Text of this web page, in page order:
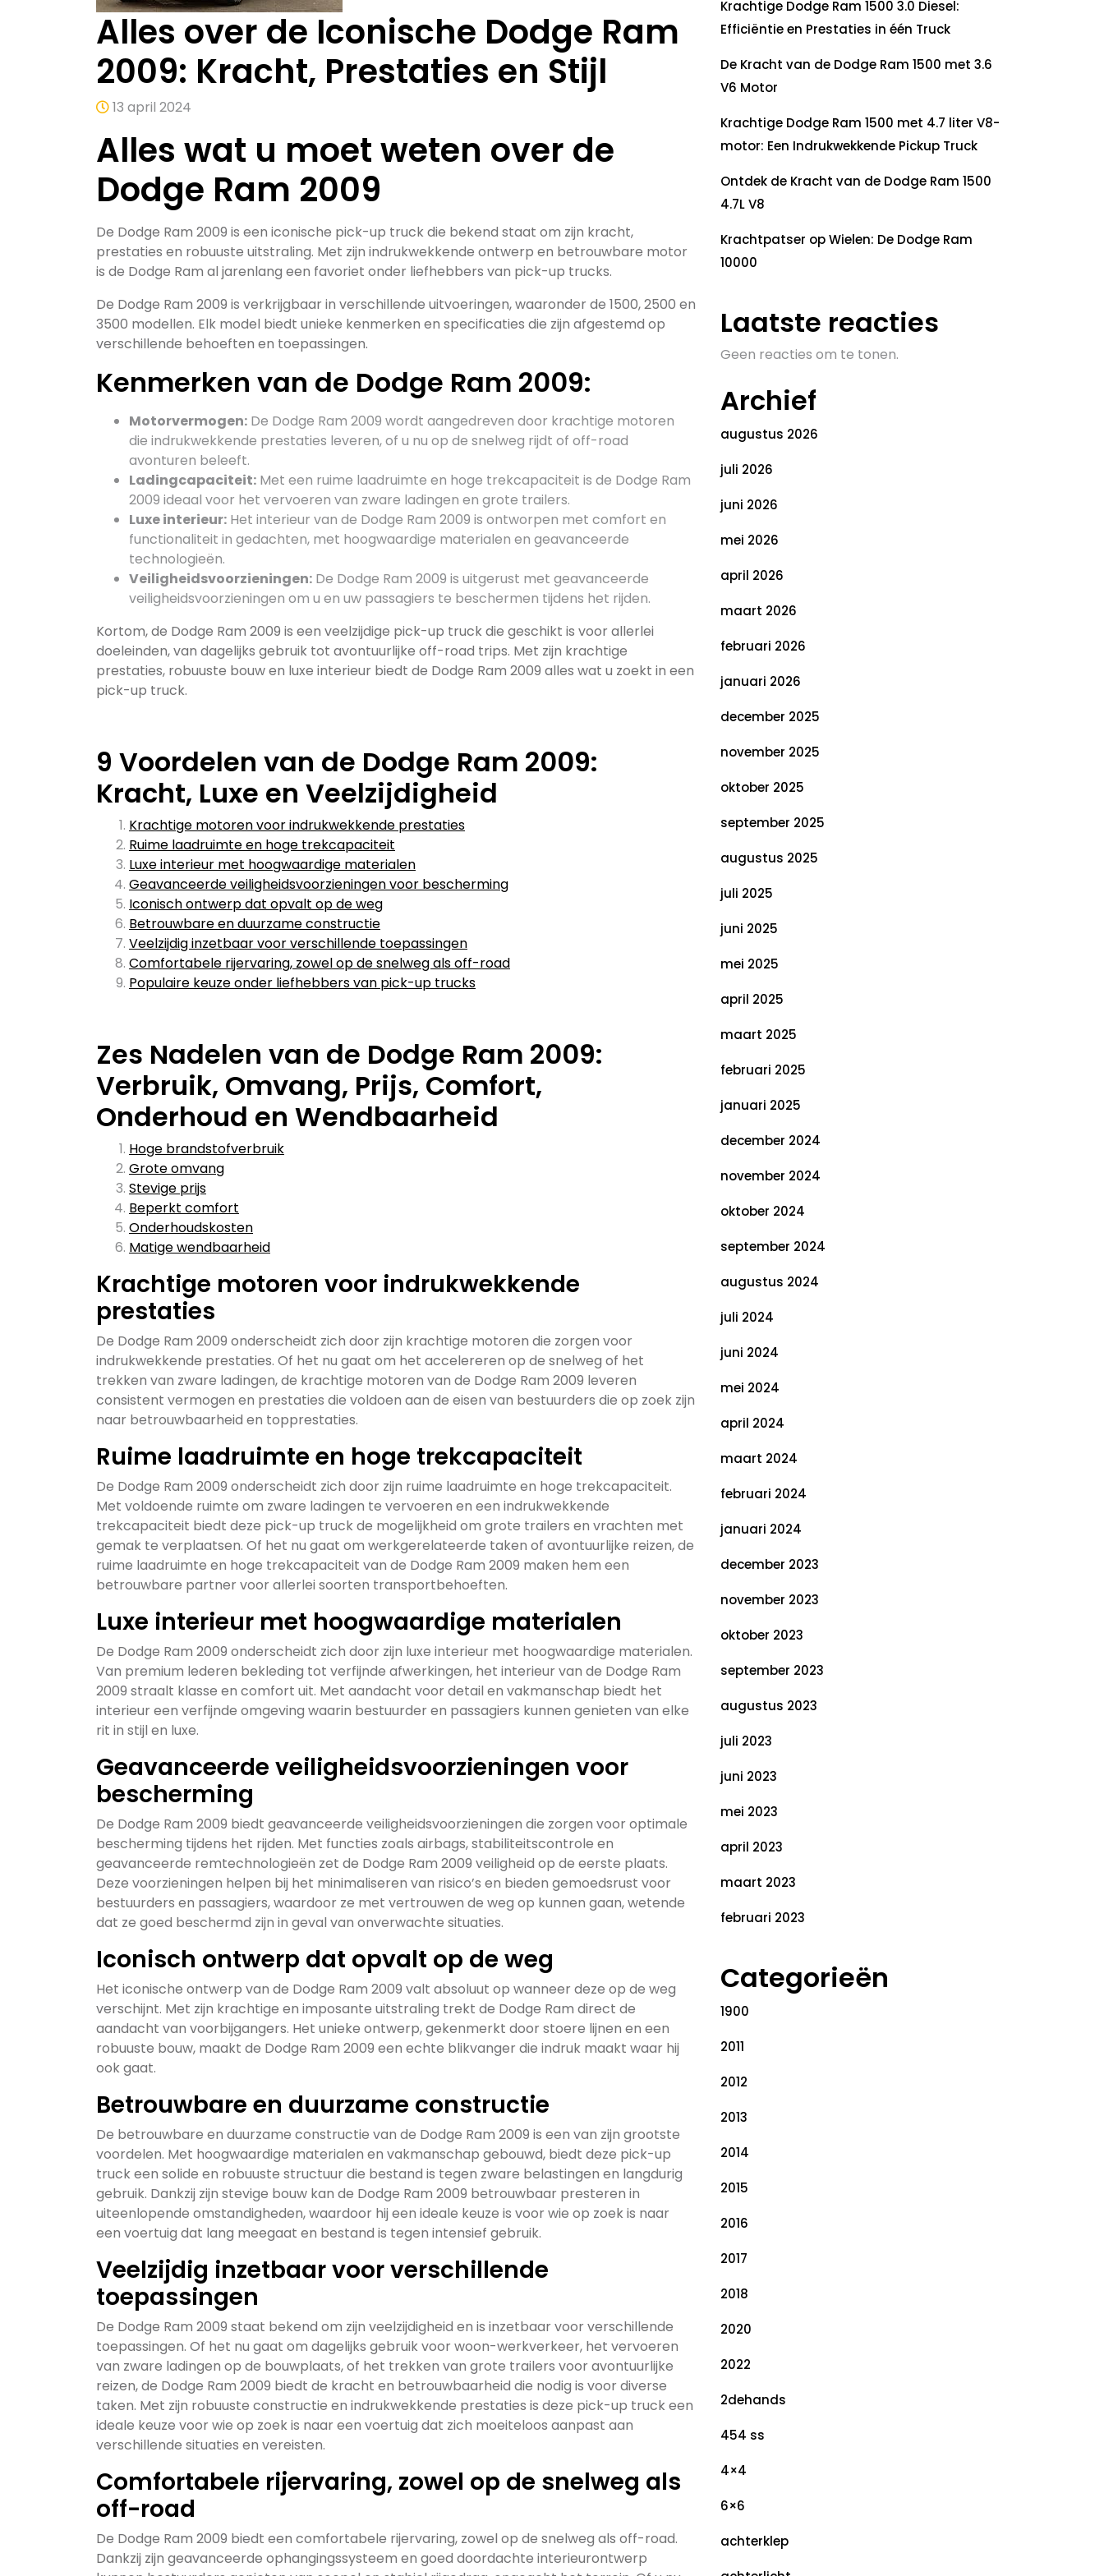
Alles over de Iconische Dodge Ram
2009: Kracht, Prestaties en Stijl
13 april 2024
Alles wat u moet weten over de
Dodge Ram 2009
De Dodge Ram 2009 is een iconische pick-up truck die bekend staat om zijn kracht,
prestaties en robuuste uitstraling. Met zijn indrukwekkende ontwerp en betrouwbare motor
is de Dodge Ram al jarenlang een favoriet onder liefhebbers van pick-up trucks.
De Dodge Ram 2009 is verkrijgbaar in verschillende uitvoeringen, waaronder de 1500, 2500 en
3500 modellen. Elk model biedt unieke kenmerken en specificaties die zijn afgestemd op
verschillende behoeften en toepassingen.
Kenmerken van de Dodge Ram 2009:
Motorvermogen: De Dodge Ram 2009 wordt aangedreven door krachtige motoren
die indrukwekkende prestaties leveren, of u nu op de snelweg rijdt of off-road
avonturen beleeft.
Ladingcapaciteit: Met een ruime laadruimte en hoge trekcapaciteit is de Dodge Ram
2009 ideaal voor het vervoeren van zware ladingen en grote trailers.
Luxe interieur: Het interieur van de Dodge Ram 2009 is ontworpen met comfort en
functionaliteit in gedachten, met hoogwaardige materialen en geavanceerde
technologieën.
Veiligheidsvoorzieningen: De Dodge Ram 2009 is uitgerust met geavanceerde
veiligheidsvoorzieningen om u en uw passagiers te beschermen tijdens het rijden.
Kortom, de Dodge Ram 2009 is een veelzijdige pick-up truck die geschikt is voor allerlei
doeleinden, van dagelijks gebruik tot avontuurlijke off-road trips. Met zijn krachtige
prestaties, robuuste bouw en luxe interieur biedt de Dodge Ram 2009 alles wat u zoekt in een
pick-up truck.
9 Voordelen van de Dodge Ram 2009:
Kracht, Luxe en Veelzijdigheid
Krachtige motoren voor indrukwekkende prestaties
Ruime laadruimte en hoge trekcapaciteit
Luxe interieur met hoogwaardige materialen
Geavanceerde veiligheidsvoorzieningen voor bescherming
Iconisch ontwerp dat opvalt op de weg
Betrouwbare en duurzame constructie
Veelzijdig inzetbaar voor verschillende toepassingen
Comfortabele rijervaring, zowel op de snelweg als off-road
Populaire keuze onder liefhebbers van pick-up trucks
Zes Nadelen van de Dodge Ram 2009:
Verbruik, Omvang, Prijs, Comfort,
Onderhoud en Wendbaarheid
Hoge brandstofverbruik
Grote omvang
Stevige prijs
Beperkt comfort
Onderhoudskosten
Matige wendbaarheid
Krachtige motoren voor indrukwekkende
prestaties
De Dodge Ram 2009 onderscheidt zich door zijn krachtige motoren die zorgen voor
indrukwekkende prestaties. Of het nu gaat om het accelereren op de snelweg of het
trekken van zware ladingen, de krachtige motoren van de Dodge Ram 2009 leveren
consistent vermogen en prestaties die voldoen aan de eisen van bestuurders die op zoek zijn
naar betrouwbaarheid en topprestaties.
Ruime laadruimte en hoge trekcapaciteit
De Dodge Ram 2009 onderscheidt zich door zijn ruime laadruimte en hoge trekcapaciteit.
Met voldoende ruimte om zware ladingen te vervoeren en een indrukwekkende
trekcapaciteit biedt deze pick-up truck de mogelijkheid om grote trailers en vrachten met
gemak te verplaatsen. Of het nu gaat om werkgerelateerde taken of avontuurlijke reizen, de
ruime laadruimte en hoge trekcapaciteit van de Dodge Ram 2009 maken hem een
betrouwbare partner voor allerlei soorten transportbehoeften.
Luxe interieur met hoogwaardige materialen
De Dodge Ram 2009 onderscheidt zich door zijn luxe interieur met hoogwaardige materialen.
Van premium lederen bekleding tot verfijnde afwerkingen, het interieur van de Dodge Ram
2009 straalt klasse en comfort uit. Met aandacht voor detail en vakmanschap biedt het
interieur een verfijnde omgeving waarin bestuurder en passagiers kunnen genieten van elke
rit in stijl en luxe.
Geavanceerde veiligheidsvoorzieningen voor
bescherming
De Dodge Ram 2009 biedt geavanceerde veiligheidsvoorzieningen die zorgen voor optimale
bescherming tijdens het rijden. Met functies zoals airbags, stabiliteitscontrole en
geavanceerde remtechnologieën zet de Dodge Ram 2009 veiligheid op de eerste plaats.
Deze voorzieningen helpen bij het minimaliseren van risico’s en bieden gemoedsrust voor
bestuurders en passagiers, waardoor ze met vertrouwen de weg op kunnen gaan, wetende
dat ze goed beschermd zijn in geval van onverwachte situaties.
Iconisch ontwerp dat opvalt op de weg
Het iconische ontwerp van de Dodge Ram 2009 valt absoluut op wanneer deze op de weg
verschijnt. Met zijn krachtige en imposante uitstraling trekt de Dodge Ram direct de
aandacht van voorbijgangers. Het unieke ontwerp, gekenmerkt door stoere lijnen en een
robuuste bouw, maakt de Dodge Ram 2009 een echte blikvanger die indruk maakt waar hij
ook gaat.
Betrouwbare en duurzame constructie
De betrouwbare en duurzame constructie van de Dodge Ram 2009 is een van zijn grootste
voordelen. Met hoogwaardige materialen en vakmanschap gebouwd, biedt deze pick-up
truck een solide en robuuste structuur die bestand is tegen zware belastingen en langdurig
gebruik. Dankzij zijn stevige bouw kan de Dodge Ram 2009 betrouwbaar presteren in
uiteenlopende omstandigheden, waardoor hij een ideale keuze is voor wie op zoek is naar
een voertuig dat lang meegaat en bestand is tegen intensief gebruik.
Veelzijdig inzetbaar voor verschillende
toepassingen
De Dodge Ram 2009 staat bekend om zijn veelzijdigheid en is inzetbaar voor verschillende
toepassingen. Of het nu gaat om dagelijks gebruik voor woon-werkverkeer, het vervoeren
van zware ladingen op de bouwplaats, of het trekken van grote trailers voor avontuurlijke
reizen, de Dodge Ram 2009 biedt de kracht en betrouwbaarheid die nodig is voor diverse
taken. Met zijn robuuste constructie en indrukwekkende prestaties is deze pick-up truck een
ideale keuze voor wie op zoek is naar een voertuig dat zich moeiteloos aanpast aan
verschillende situaties en vereisten.
Comfortabele rijervaring, zowel op de snelweg als
off-road
De Dodge Ram 2009 biedt een comfortabele rijervaring, zowel op de snelweg als off-road.
Dankzij zijn geavanceerde ophangingssysteem en goed doordachte interieurontwerp
Krachtige Dodge Ram 1500 3.0 Diesel:
Efficiëntie en Prestaties in één Truck
De Kracht van de Dodge Ram 1500 met 3.6
V6 Motor
Krachtige Dodge Ram 1500 met 4.7 liter V8-
motor: Een Indrukwekkende Pickup Truck
Ontdek de Kracht van de Dodge Ram 1500
4.7L V8
Krachtpatser op Wielen: De Dodge Ram
10000
Laatste reacties
Geen reacties om te tonen.
Archief
augustus 2026
juli 2026
juni 2026
mei 2026
april 2026
maart 2026
februari 2026
januari 2026
december 2025
november 2025
oktober 2025
september 2025
augustus 2025
juli 2025
juni 2025
mei 2025
april 2025
maart 2025
februari 2025
januari 2025
december 2024
november 2024
oktober 2024
september 2024
augustus 2024
juli 2024
juni 2024
mei 2024
april 2024
maart 2024
februari 2024
januari 2024
december 2023
november 2023
oktober 2023
september 2023
augustus 2023
juli 2023
juni 2023
mei 2023
april 2023
maart 2023
februari 2023
Categorieën
1900
2011
2012
2013
2014
2015
2016
2017
2018
2020
2022
2dehands
454 ss
4×4
6×6
achterklep